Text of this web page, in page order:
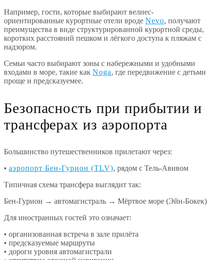
Например, гости, которые выбирают велнес-
ориентированные курортные отели вроде Nevo, получают
преимущества в виде структурированной курортной среды,
коротких расстояний пешком и лёгкого доступа к пляжам с
надзором.
Семьи часто выбирают зоны с набережными и удобными
входами в море, такие как Noga, где передвижение с детьми
проще и предсказуемее.
Безопасность при прибытии и
трансферах из аэропорта
Большинство путешественников прилетают через:
• аэропорт Бен-Гурион (TLV), рядом с Тель-Авивом
Типичная схема трансфера выглядит так:
Бен-Гурион → автомагистраль → Мёртвое море (Эйн-Бокек)
Для иностранных гостей это означает:
• организованная встреча в зале прилёта
• предсказуемые маршруты
• дороги уровня автомагистрали